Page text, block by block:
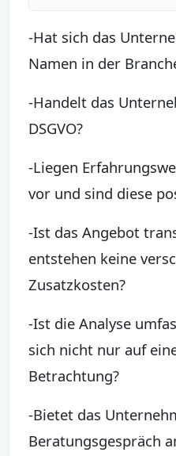
-Hat sich das
Namen in der
-Handelt das
DSGVO?
-Liegen
vor und sind diese
-Ist das Angebot
entstehen keine
Zusatzkosten?
-Ist die Analyse
sich nicht nur auf
Betrachtung?
-Bietet das
Beratungsgespräch